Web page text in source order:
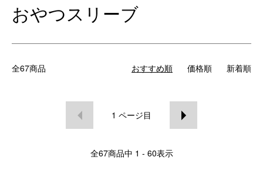
おやつスリーブ
全67商品 おすすめ順 価格順 新着順
1 ページ目
全67商品中 1 - 60表示